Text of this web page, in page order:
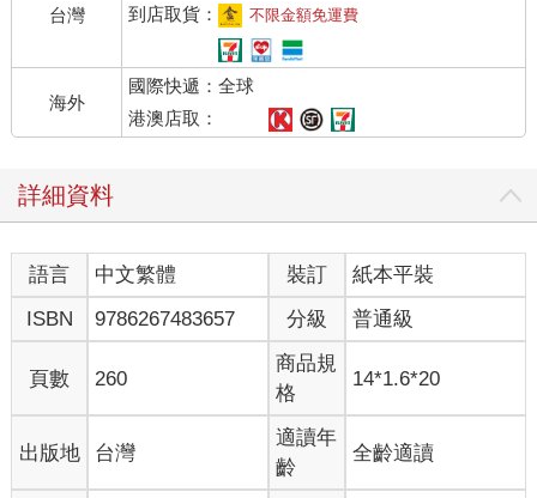
寫。他們會這麼想很合理，因為我確實寫得奇慢，寫沒兩行就喊
手痠、要休息。不過，橡皮擦完全無法挽救我的「畫作」，不管
重寫幾次都沒有比較好，反而把紙頁擦薄擦破了。來回幾次，每
一本作業簿都從內爛到外，表裡如一，弄得老師也無處下紅筆。
大人終於發現：問題癥結在我寫字很用力，下筆如下刀，運筆如
刻碑。老師上課說古代書法家「力透紙背」，我心想這有什麼難
法家的資質，我早生幾百年搞不好就是一代宗師了。但可惜我生
在一九八八年，成長於剛剛解嚴那個半開放半保守的年代，一名
小學生的價值，至少有一半是由他的字跡美醜決定的。大人急
啊：每個老師都說這孩子成績不錯，但那個字⋯⋯說得好像我罹
患了什麼遺傳疾病一樣。
下筆太用力是個物理問題，那就得用物理方法解決。大人沿著日
本人開發出來的筆芯硬度，讓我一節一節往上測試。B不行就換
HB，或者F，或者H，或者⋯⋯一路連踏七座營盤，總算是在4H
這關找到了平衡點。如果再往上到5H，筆芯就實在太硬，削過之
後跟長槍沒有兩樣，我不必怎麼屏氣凝神，也能一筆扎個透心
涼。4H剛剛好：不至於筆畫到處，開山裂石；也不至於碳粉漫
漶，把作業簿塗成煤田。我第一次學到「煤田」這個詞的時候，
台灣
到店取貨：
不限金額免運費
海外
國際快遞：全球
港澳店取：
詳細資料
語言 中文繁體 裝訂
紙本平裝
ISBN
9786267483657 分級 普通級
頁數 260
商品規
格
14*1.6*20
出版地 台灣
適讀年
齡
全齡適讀